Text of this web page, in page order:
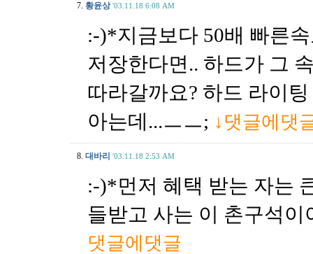
7. 황윤상 '03.11.18 6:08 AM
:-)*지금보다 50배 빠른
저장한다면.. 하드가 그
따라갈까요? 하드 라이
아는데...ㅡㅡ; ↓댓글에댓
8. 대바리 '03.11.18 2:53 AM
:-)*먼저 혜택 받는 자는
들받고 사는 이 촌구석
댓글에댓글